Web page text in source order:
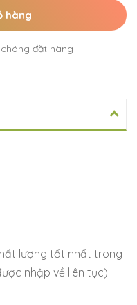
hàng
đặt hàng
lượng tốt nhất trong
nhập về liên tục)